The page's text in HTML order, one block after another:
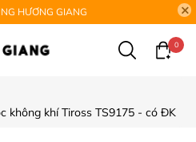
HƯƠNG GIANG
0
không khí Tiross TS9175 - có ĐK